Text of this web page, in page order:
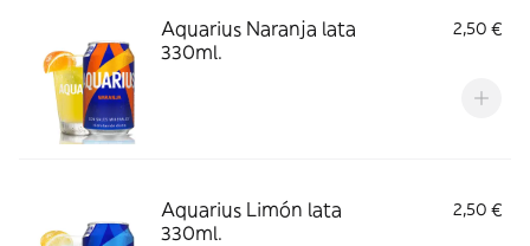
Aquarius Naranja lata
330ml.
2,50 €
Aquarius Limón lata
330ml.
2,50 €